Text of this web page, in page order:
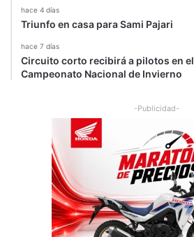
hace 4 días
Triunfo en casa para Sami Pajari
hace 7 días
Circuito corto recibirá a pilotos en
Campeonato Nacional de Invierno
-Publicidad-